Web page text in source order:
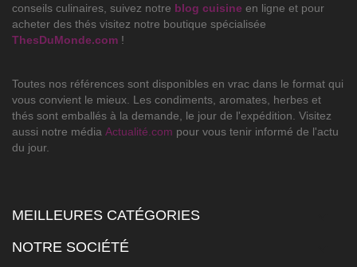
conseils culinaires, suivez notre blog cuisine en ligne et pour
acheter des thés visitez notre boutique spécialisée
ThesDuMonde.com !
Toutes nos références sont disponibles en vrac dans le format qui
vous convient le mieux. Les condiments, aromates, herbes et
thés sont emballés à la demande, le jour de l'expédition. Visitez
aussi notre média Actualité.com pour vous tenir informé de l'actu
du jour.
MEILLEURES CATÉGORIES
NOTRE SOCIÉTÉ